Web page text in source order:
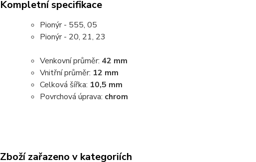
Kompletní specifikace
Pionýr - 555, 05
Pionýr - 20, 21, 23
Venkovní průměr: 42 mm
Vnitřní průměr: 12 mm
Celková šířka: 10,5 mm
Povrchová úprava: chrom
Zboží zařazeno v kategoriích